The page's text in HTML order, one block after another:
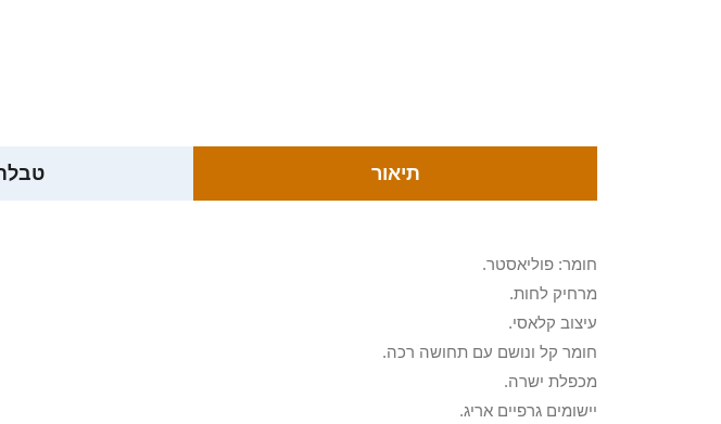
תיאור
חומר: פוליאסטר.
מרחיק לחות.
עיצוב קלאסי.
חומר קל ונושם עם תחושה רכה.
מכפלת ישרה.
יישומים גרפיים אריג.